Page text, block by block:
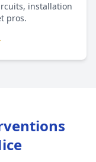
installation
pros.